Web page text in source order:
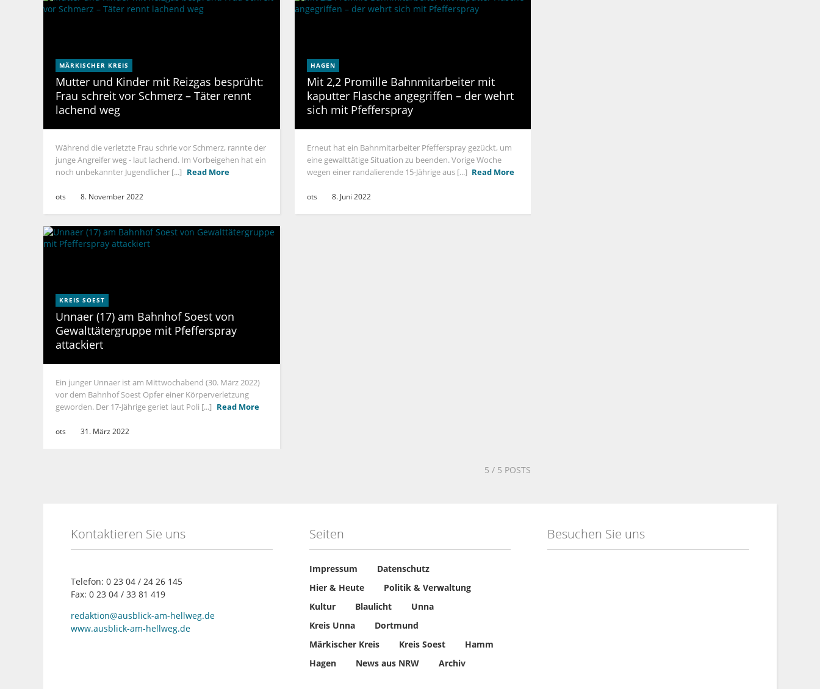
MÄRKISCHER KREIS
Mutter und Kinder mit Reizgas besprüht:
Frau schreit vor Schmerz – Täter rennt
lachend weg
Während die verletzte Frau schrie vor Schmerz, rannte der
junge Angreifer weg - laut lachend. Im Vorbeigehen hat ein
noch unbekannter Jugendlicher [...] Read More
ots 8. November 2022
HAGEN
Mit 2,2 Promille Bahnmitarbeiter mit
kaputter Flasche angegriffen – der wehrt
sich mit Pfefferspray
Erneut hat ein Bahnmitarbeiter Pfefferspray gezückt, um
eine gewalttätige Situation zu beenden. Vorige Woche
wegen einer randalierende 15-Jährige aus [...] Read More
ots 8. Juni 2022
KREIS SOEST
Unnaer (17) am Bahnhof Soest von
Gewalttätergruppe mit Pfefferspray
attackiert
Ein junger Unnaer ist am Mittwochabend (30. März 2022)
vor dem Bahnhof Soest Opfer einer Körperverletzung
geworden. Der 17-Jährige geriet laut Poli [...] Read More
ots 31. März 2022
5 / 5 POSTS
Kontaktieren Sie uns
Telefon: 0 23 04 / 24 26 145
Fax: 0 23 04 / 33 81 419
redaktion@ausblick-am-hellweg.de
www.ausblick-am-hellweg.de
Seiten
Impressum
Datenschutz
Hier & Heute
Politik & Verwaltung
Kultur
Blaulicht
Unna
Kreis Unna
Dortmund
Märkischer Kreis
Kreis Soest
Hamm
Hagen
News aus NRW Archiv
Besuchen Sie uns